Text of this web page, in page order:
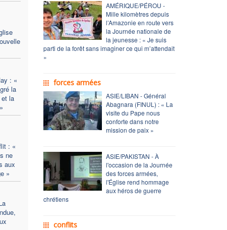
: «
la
la
: «
ne
aux
»
AMÉRIQUE/PÉROU -
Mille kilomètres depuis
l’Amazonie en route vers
la Journée nationale de
la jeunesse : « Je suis
parti de la forêt sans imaginer ce qui m’attendait
»
forces armées
ASIE/LIBAN - Général
Abagnara (FINUL) : « La
visite du Pape nous
conforte dans notre
mission de paix »
ASIE/PAKISTAN - À
l'occasion de la Journée
des forces armées,
l'Église rend hommage
aux héros de guerre
chrétiens
conflits